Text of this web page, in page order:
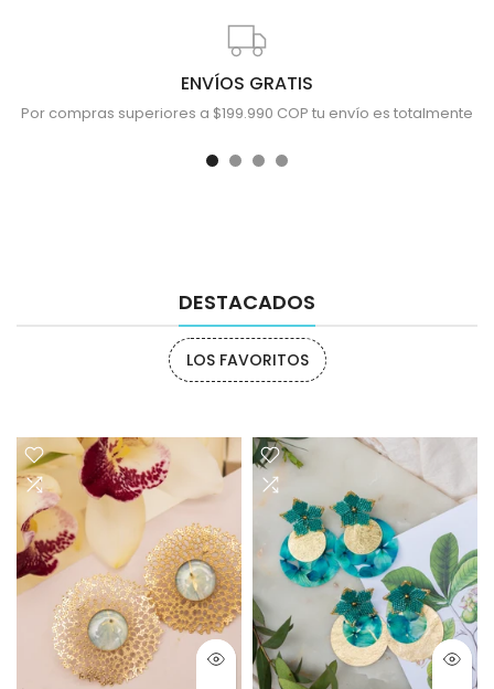
ENVÍOS GRATIS
Por compras superiores a $199.990 COP tu envío es totalmente
DESTACADOS
LOS FAVORITOS